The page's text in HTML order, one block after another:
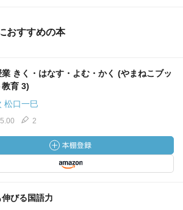
おすすめの本
業 きく・はなす・よむ・かく (やまねこブッ
育 3)
松口一巳
5.00 2
伸びる国語力